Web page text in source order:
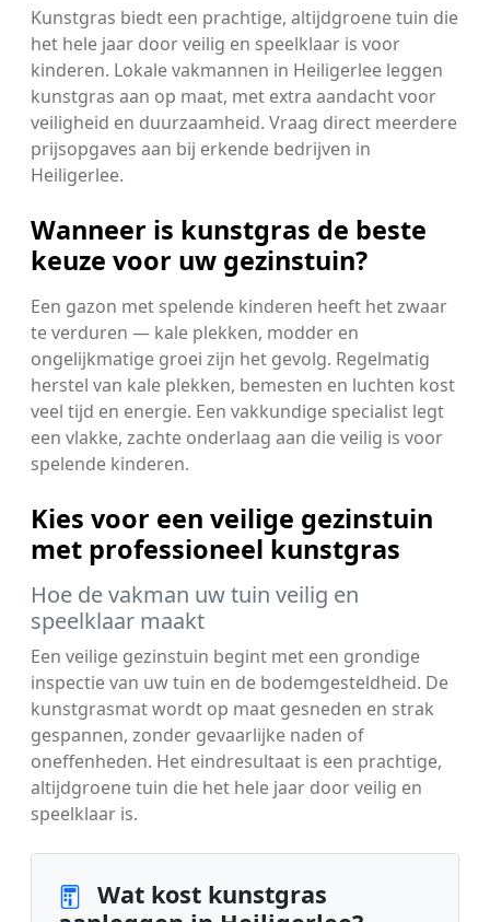
Kunstgras biedt een prachtige, altijdgroene tuin die
het hele jaar door veilig en speelklaar is voor
kinderen. Lokale vakmannen in Heiligerlee leggen
kunstgras aan op maat, met extra aandacht voor
veiligheid en duurzaamheid. Vraag direct meerdere
prijsopgaves aan bij erkende bedrijven in
Heiligerlee.
Wanneer is kunstgras de beste
keuze voor uw gezinstuin?
Een gazon met spelende kinderen heeft het zwaar
te verduren — kale plekken, modder en
ongelijkmatige groei zijn het gevolg. Regelmatig
herstel van kale plekken, bemesten en luchten kost
veel tijd en energie. Een vakkundige specialist legt
een vlakke, zachte onderlaag aan die veilig is voor
spelende kinderen.
Kies voor een veilige gezinstuin
met professioneel kunstgras
Hoe de vakman uw tuin veilig en
speelklaar maakt
Een veilige gezinstuin begint met een grondige
inspectie van uw tuin en de bodemgesteldheid. De
kunstgrasmat wordt op maat gesneden en strak
gespannen, zonder gevaarlijke naden of
oneffenheden. Het eindresultaat is een prachtige,
altijdgroene tuin die het hele jaar door veilig en
speelklaar is.
Wat kost kunstgras